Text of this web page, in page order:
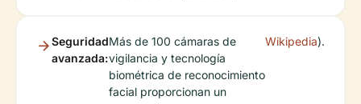
Seguridad
avanzada:
Más de 100 cámaras de
vigilancia y tecnología
biométrica de reconocimiento
facial proporcionan un
Wikipedia).